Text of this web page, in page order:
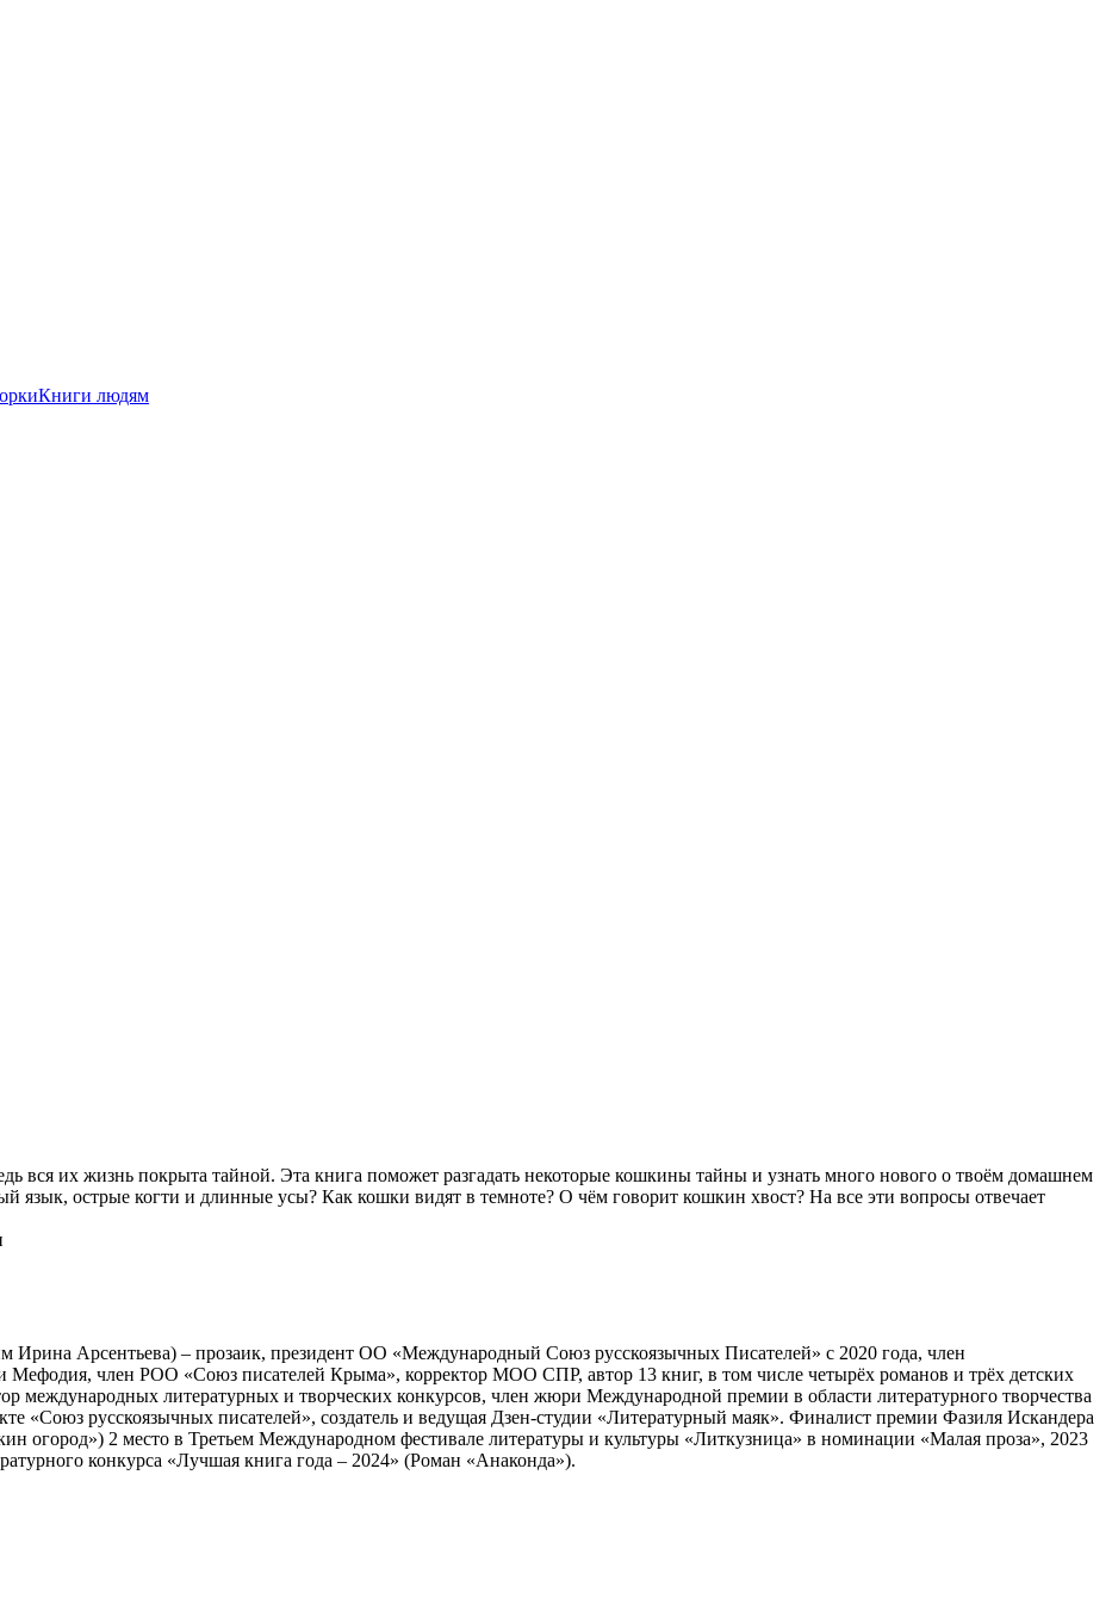
Книги людям
вся их жизнь покрыта тайной. Эта книга поможет разгадать некоторые кошкины тайны и узнать много нового о твоём домашнем
острые когти и длинные усы? Как кошки видят в темноте? О чём говорит кошкин хвост? На все эти вопросы отвечает
Ирина Арсентьева) – прозаик, президент ОО «Международный Союз русскоязычных Писателей» с 2020 года, член
Мефодия, член РОО «Союз писателей Крыма», корректор МОО СПР, автор 13 книг, в том числе четырёх романов и трёх детских
международных литературных и творческих конкурсов, член жюри Международной премии в области литературного творчества
«Союз русскоязычных писателей», создатель и ведущая Дзен-студии «Литературный маяк». Финалист премии Фазиля Искандера
огород») 2 место в Третьем Международном фестивале литературы и культуры «Литкузница» в номинации «Малая проза», 2023
конкурса «Лучшая книга года – 2024» (Роман «Анаконда»).